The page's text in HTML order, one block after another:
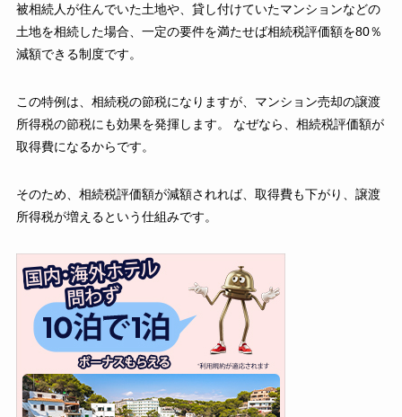
被相続人が住んでいた土地や、貸し付けていたマンションなどの
土地を相続した場合、一定の要件を満たせば相続税評価額を80％
減額できる制度です。
この特例は、相続税の節税になりますが、マンション売却の譲渡
所得税の節税にも効果を発揮します。 なぜなら、相続税評価額が
取得費になるからです。
そのため、相続税評価額が減額されれば、取得費も下がり、譲渡
所得税が増えるという仕組みです。